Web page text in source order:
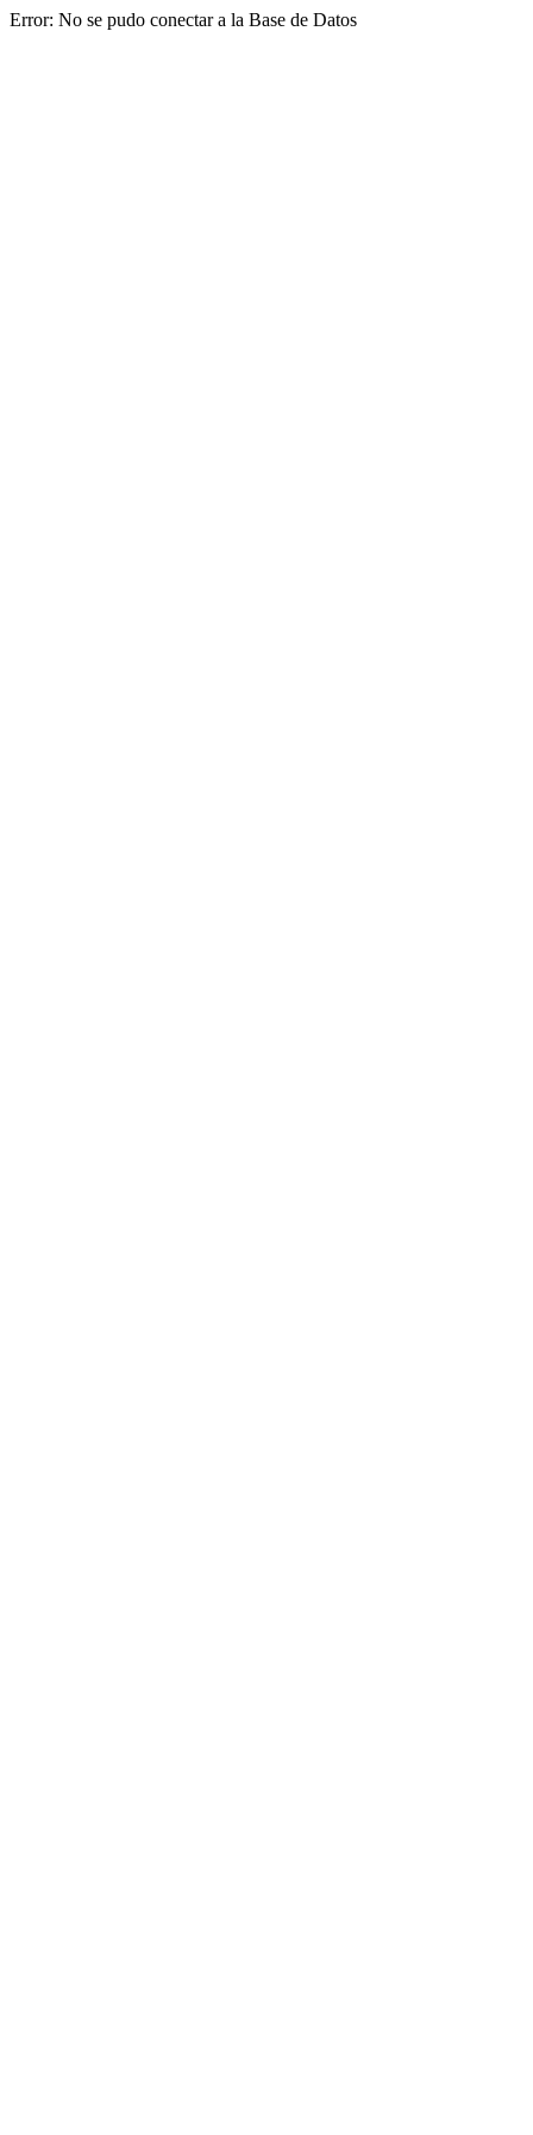
Error: No se pudo conectar a la Base de Datos